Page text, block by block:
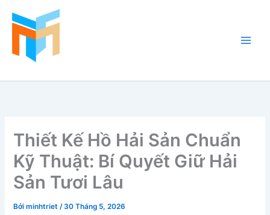
Thiết Kế Hồ Hải Sản Chuẩn
Kỹ Thuật: Bí Quyết Giữ Hải
Sản Tươi Lâu
Bởiminhtriet/30 Tháng 5, 2026